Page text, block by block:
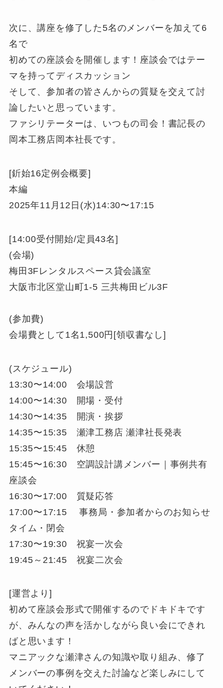
次に、講座を修了した5名のメンバーを加えて6
名で
初めての座談会を開催します！座談会ではテー
マを持ってディスカッション
そして、参加者の皆さんからの質疑を交えて討
論したいと思っています。
ファシリテーターは、いつもの司会！書記長の
岡本工務店岡本社長です。
[釿始16定例会概要]
本編
2025年11月12日(水)14:30〜17:15
[14:00受付開始/定員43名]
(会場)
梅田3Fレンタルスペース貸会議室
大阪市北区堂山町1-5 三共梅田ビル3F
(参加費)
会場費として1名1,500円[領収書なし]
(スケジュール)
13:30〜14:00 会場設営
14:00〜14:30 開場・受付
14:30〜14:35 開演・挨拶
14:35〜15:35 瀬津工務店 瀬津社長発表
15:35〜15:45 休憩
15:45〜16:30 空調設計講メンバー｜事例共有
座談会
16:30〜17:00 質疑応答
17:00〜17:15 事務局・参加者からのお知らせ
タイム・閉会
17:30〜19:30 祝宴一次会
19:45～21:45 祝宴二次会
[運営より]
初めて座談会形式で開催するのでドキドキです
が、みんなの声を活かしながら良い会にできれ
ばと思います！
マニアックな瀬津さんの知識や取り組み、修了
メンバーの事例を交えた討論など楽しみにして